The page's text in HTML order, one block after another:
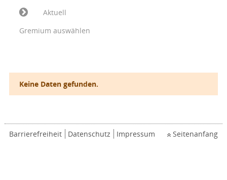
Aktuell
Gremium auswählen
Keine Daten gefunden.
Barrierefreiheit Datenschutz Impressum Seitenanfang